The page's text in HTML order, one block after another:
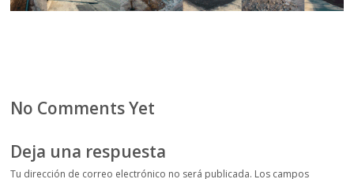
No Comments Yet
Deja una respuesta
Tu dirección de correo electrónico no será publicada. Los campos